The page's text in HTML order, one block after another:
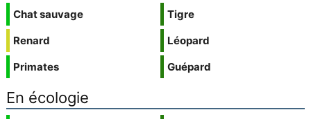
Chat sauvage
Renard
Primates
Tigre
Léopard
Guépard
En écologie